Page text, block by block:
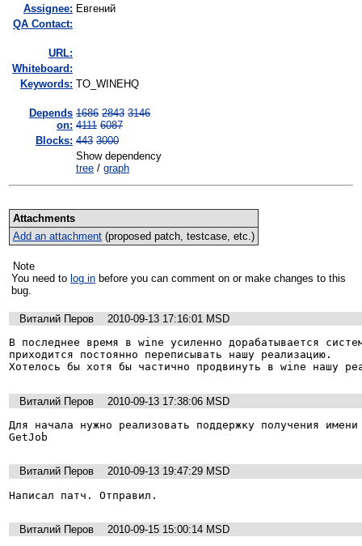
Assignee: Евгений
QA Contact:
URL:
Whiteboard:
Keywords: TO_WINEHQ
Depends
on:
1686 2843 3146
4111 6087
Blocks: 443 3000
Show dependency
tree / graph
Attachments
Add an attachment(proposed patch, testcase, etc.)
Note
You need to log in
bug.
Виталий Перов
2010-09-13 17:16:01 MSD
В последнее время в wine усиленно дорабатывается
приходится постоянно переписывать нашу реализацию.
Хотелось бы хотя бы частично продвинуть в wine нашу
Виталий Перов
2010-09-13 17:38:06 MSD
Для начала нужно реализовать поддержку получения
GetJob
Виталий Перов
2010-09-13 19:47:29 MSD
Написал патч. Отправил.
Виталий Перов
2010-09-15 15:00:14 MSD